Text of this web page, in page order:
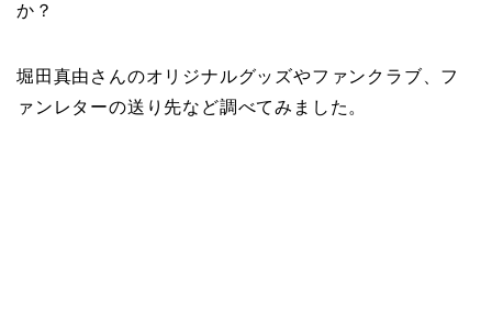
か？
堀田真由さんのオリジナルグッズやファンクラブ、フ
ァンレターの送り先など調べてみました。